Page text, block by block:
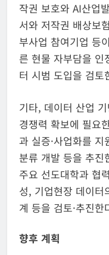
작권 보호와 AI산업
서와 저작권 배상보
부사업 참여기업 등
른 현물 자부담을 인
터 시범 도입을 검토
기타, 데이터 산업
경쟁력 확보에 필요
과 실증·사업화를
분류 개발 등을 추진
주요 선도대학과 협
성, 기업현장 데이터
계 등을 검토·추진한
향후 계획